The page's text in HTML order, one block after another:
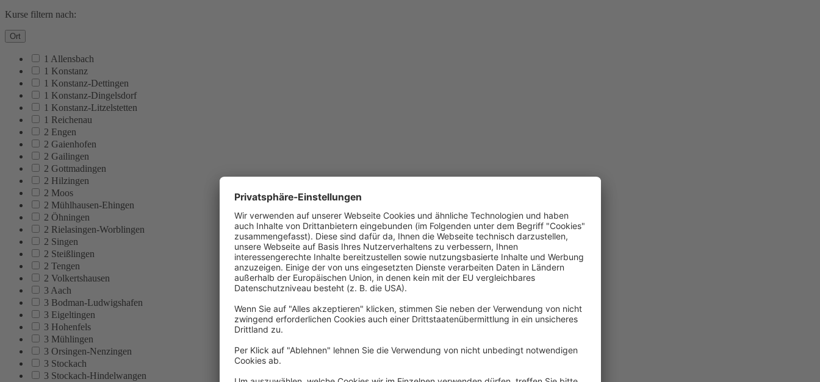
Kurse filtern nach:
Ort
1 Allensbach
1 Konstanz
1 Konstanz-Dettingen
1 Konstanz-Dingelsdorf
1 Konstanz-Litzelstetten
1 Reichenau
2 Engen
2 Gaienhofen
2 Gailingen
2 Gottmadingen
2 Hilzingen
2 Moos
2 Mühlhausen-Ehingen
2 Öhningen
2 Rielasingen-Worblingen
2 Singen
2 Steißlingen
2 Tengen
2 Volkertshausen
3 Aach
3 Bodman-Ludwigshafen
3 Eigeltingen
3 Hohenfels
3 Mühlingen
3 Orsingen-Nenzingen
3 Stockach
3 Stockach-Hindelwangen